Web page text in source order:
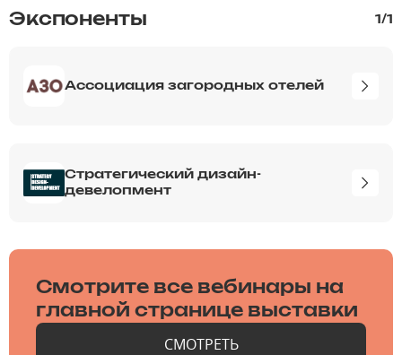
Экспоненты 1 /1
Ассоциация загородных отелей
Стратегический дизайн-
девелопмент
Смотрите все вебинары на
главной странице выставки
СМОТРЕТЬ